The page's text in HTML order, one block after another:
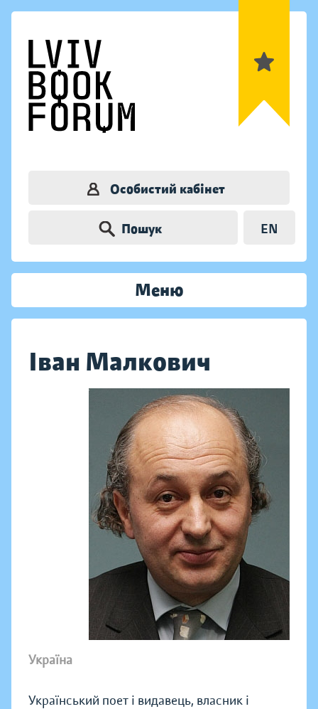
Особистий кабінет
Пошук EN
Меню
Іван Малкович
Україна
Український поет і видавець, власник і